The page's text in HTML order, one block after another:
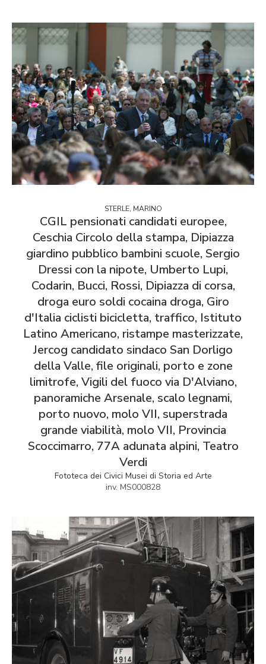
STERLE, MARINO
CGIL pensionati candidati europee,
Ceschia Circolo della stampa, Dipiazza
giardino pubblico bambini scuole, Sergio
Dressi con la nipote, Umberto Lupi,
Codarin, Bucci, Rossi, Dipiazza di corsa,
droga euro soldi cocaina droga, Giro
d'Italia ciclisti bicicletta, traffico, Istituto
Latino Americano, ristampe masterizzate,
Jercog candidato sindaco San Dorligo
della Valle, file originali, porto e zone
limitrofe, Vigili del fuoco via D'Alviano,
panoramiche Arsenale, scalo legnami,
porto nuovo, molo VII, superstrada
grande viabilità, molo VII, Provincia
Scoccimarro, 77A adunata alpini, Teatro
Verdi
Fototeca dei Civici Musei di Storia ed Arte
inv. MS000828